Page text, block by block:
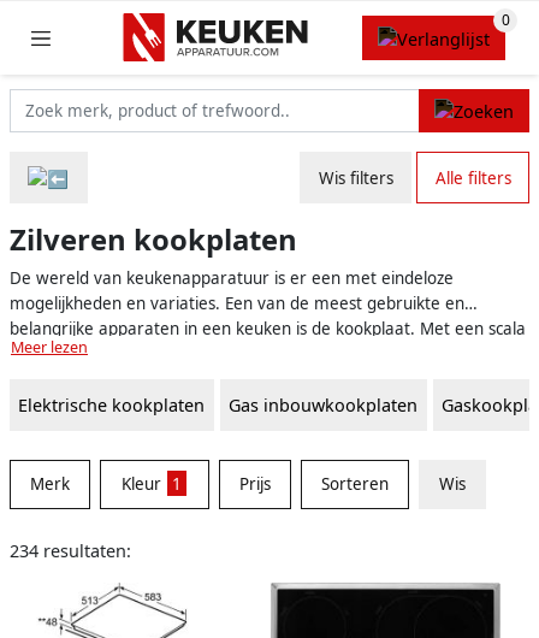
Wis filters Alle filters
Zilveren kookplaten
De wereld van keukenapparatuur is er een met eindeloze
mogelijkheden en variaties. Een van de meest gebruikte en
belangrijke apparaten in een keuken is de kookplaat. Met een scala
aan afwerkingen en kleuren beschikbaar, kan het lastig zijn om een
tijdloze optie zijn, die perfect past bij diverse keukenstijlen. In dit
maakt, en waarom deze een uitstekende keuze zijn voor jouw
keuken.
Meer lezen
Elektrische kookplaten Gas inbouwkookplaten
Merk Kleur 1 Prijs Sorteren Wis
234 resultaten: